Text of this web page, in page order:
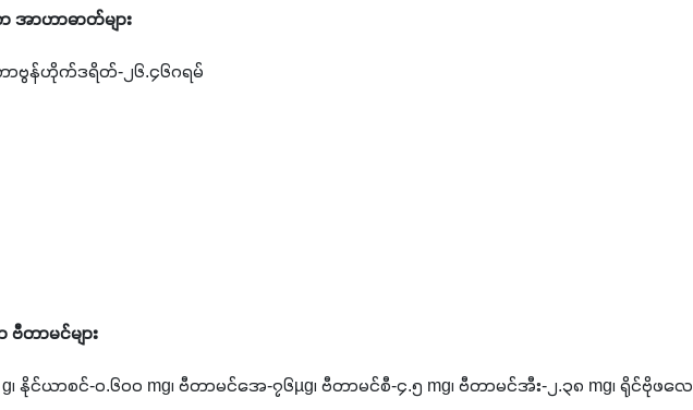
အာဟာဓာတ်များ
ကာဗွန်ဟိုက်ဒရိတ်-၂၆.၄၆ဂရမ်
ဗီတာမင်များ
င်ယာစင်-၀.၆၀၀ mg၊ ဗီတာမင်အေ-၇၆µg၊ ဗီတာမင်စီ-၄.၅ mg၊ ဗီတာမင်အီး-၂.၃၈ mg၊ ရိုင်ဗိုဖလေ